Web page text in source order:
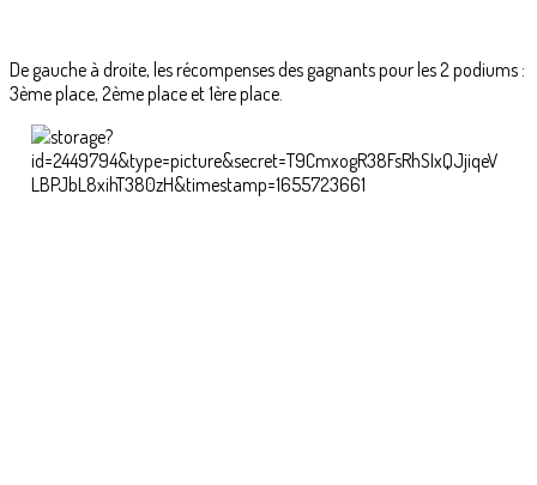
De gauche à droite, les récompenses des gagnants pour les 2 podiums :
3ème place, 2ème place et 1ère place.